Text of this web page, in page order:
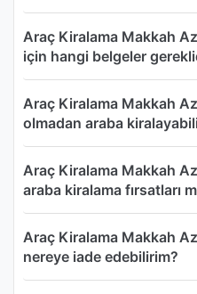
Araç Kiralama Makkah
için hangi belgeler
Araç Kiralama Makkah
olmadan araba
Araç Kiralama Makkah
araba kiralama fırsatları
Araç Kiralama Makkah
nereye iade edebilirim?